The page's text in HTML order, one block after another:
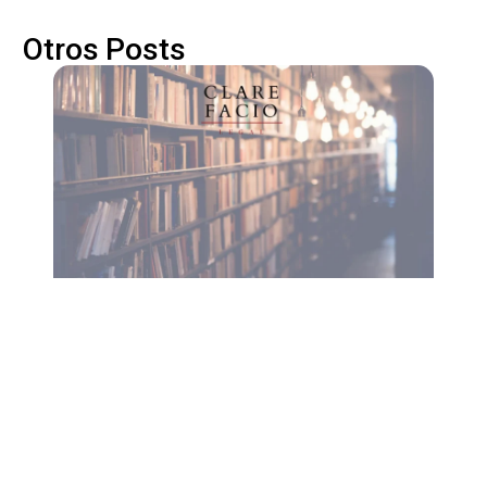
Otros Posts